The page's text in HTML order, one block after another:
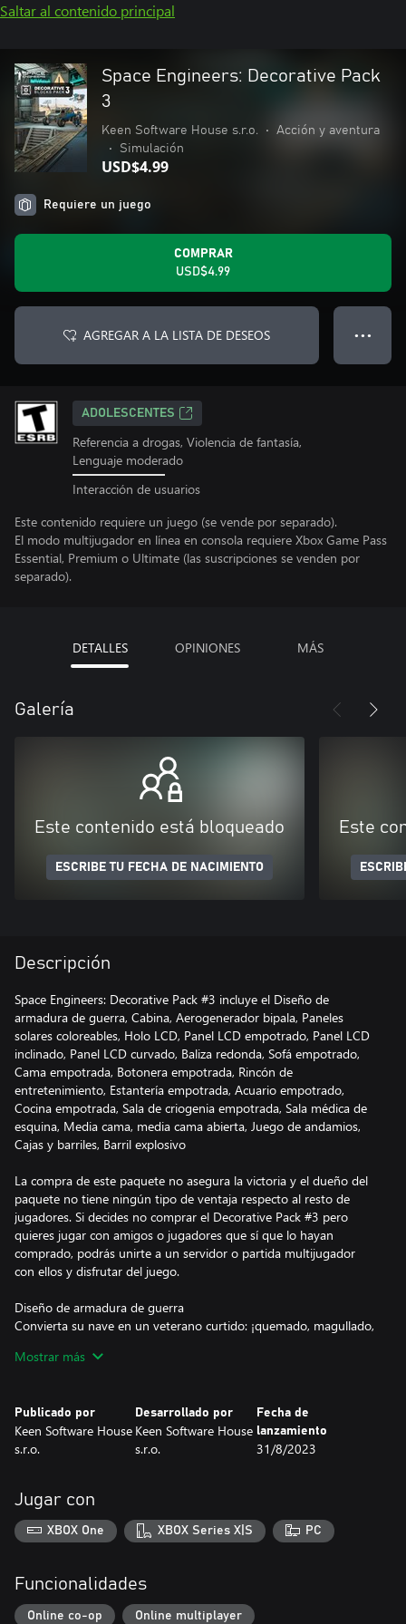
Saltar al contenido principal
Space Engineers: Decorative Pack
3
Keen Software House s.r.o. •
Acción y aventura
•
Simulación
USD$4.99
Requiere un juego
COMPRAR
USD$4.99
AGREGAR A LA LISTA DE DESEOS ● ● ●
ADOLESCENTES
Referencia a drogas, Violencia de fantasía,
Lenguaje moderado
Interacción de usuarios
Este contenido requiere un juego (se vende por separado).
El modo multijugador en línea en consola requiere Xbox Game Pass
Essential, Premium o Ultimate (las suscripciones se venden por
separado).
DETALLES OPINIONES MÁS
Galería
Este contenido está bloqueado
ESCRIBE TU FECHA DE NACIMIENTO
Este
Descripción
Space Engineers: Decorative Pack #3 incluye el Diseño de
armadura de guerra, Cabina, Aerogenerador bipala, Paneles
solares coloreables, Holo LCD, Panel LCD empotrado, Panel LCD
inclinado, Panel LCD curvado, Baliza redonda, Sofá empotrado,
Cama empotrada, Botonera empotrada, Rincón de
entretenimiento, Estantería empotrada, Acuario empotrado,
Cocina empotrada, Sala de criogenia empotrada, Sala médica de
esquina, Media cama, media cama abierta, Juego de andamios,
Cajas y barriles, Barril explosivo
La compra de este paquete no asegura la victoria y el dueño del
paquete no tiene ningún tipo de ventaja respecto al resto de
jugadores. Si decides no comprar el Decorative Pack #3 pero
quieres jugar con amigos o jugadores que sí que lo hayan
comprado, podrás unirte a un servidor o partida multijugador
con ellos y disfrutar del juego.
Diseño de armadura de guerra
Convierta su nave en un veterano curtido: ¡quemado, magullado,
Una cabina en forma de caja de estructura pequeña, ideal para
ese aspecto de cabina de camión de trabajo.
Elegante variante de turbinas eólicas de dos palas.
Panel solar coloreable - Estructura S + L
Panel solar coloreable con pendiente derecha - estructura S + L
Mostrar más
Publicado por
Keen Software House
s.r.o.
Desarrollado por
Keen Software House
s.r.o.
Fecha de
lanzamiento
31/8/2023
Jugar con
XBOX One XBOX Series X|S PC
Funcionalidades
Online co-op Online multiplayer